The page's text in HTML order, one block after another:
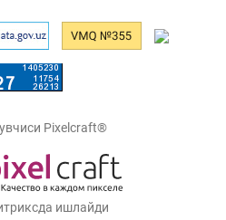
Pixelcraft®
ишлайди